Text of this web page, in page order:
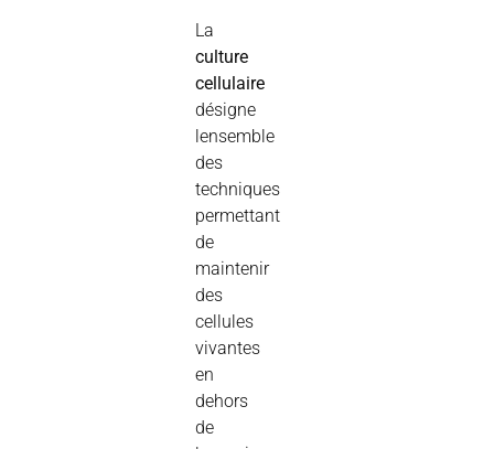
La
culture
cellulaire
désigne
lensemble
des
techniques
permettant
de
maintenir
des
cellules
vivantes
en
dehors
de